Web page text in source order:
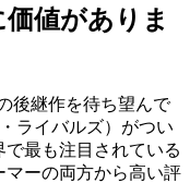
値がありま
後継作を待ち望んで
ライバルズ）がつい
最も注目されている
ーの両方から高い評